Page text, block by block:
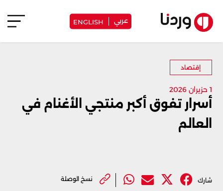
عربي ENGLISH
إقتصاد
1 حزيران 2026
أسرار تفوق أكبر منتجي الأغنام في
العالم
شارك نسخ الوصلة